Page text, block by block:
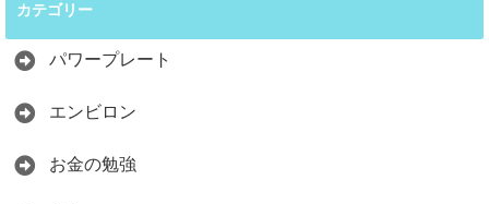
カテゴリー
パワープレート
エンビロン
お金の勉強